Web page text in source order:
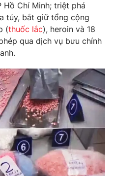
Hồ Chí Minh; triệt phá
túy, bắt giữ tổng cộng
(thuốc lắc), heroin và 18
qua dịch vụ bưu chính